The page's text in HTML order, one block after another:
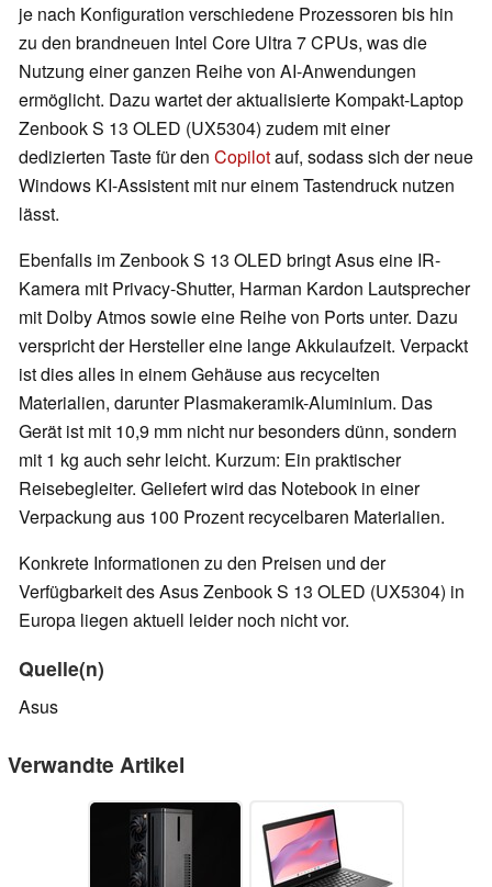
je nach Konfiguration verschiedene Prozessoren bis hin
zu den brandneuen Intel Core Ultra 7 CPUs, was die
Nutzung einer ganzen Reihe von AI-Anwendungen
ermöglicht. Dazu wartet der aktualisierte Kompakt-Laptop
Zenbook S 13 OLED (UX5304) zudem mit einer
dedizierten Taste für den Copilotauf, sodass sich der neue
Windows KI-Assistent mit nur einem Tastendruck nutzen
lässt.
Ebenfalls im Zenbook S 13 OLED bringt Asus eine IR-
Kamera mit Privacy-Shutter, Harman Kardon Lautsprecher
mit Dolby Atmos sowie eine Reihe von Ports unter. Dazu
verspricht der Hersteller eine lange Akkulaufzeit. Verpackt
ist dies alles in einem Gehäuse aus recycelten
Materialien, darunter Plasmakeramik-Aluminium. Das
Gerät ist mit 10,9 mm nicht nur besonders dünn, sondern
mit 1 kg auch sehr leicht. Kurzum: Ein praktischer
Reisebegleiter. Geliefert wird das Notebook in einer
Verpackung aus 100 Prozent recycelbaren Materialien.
Konkrete Informationen zu den Preisen und der
Verfügbarkeit des Asus Zenbook S 13 OLED (UX5304) in
Europa liegen aktuell leider noch nicht vor.
Quelle(n)
Asus
Verwandte Artikel